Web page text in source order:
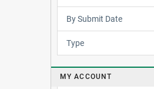
By Submit Date
Type
MY ACCOUNT